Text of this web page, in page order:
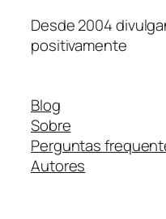
Desde 2004
positivamente
Blog
Sobre
Perguntas
Autores